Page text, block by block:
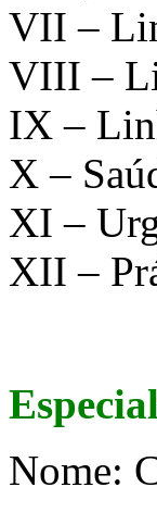
VII –
VIII –
IX –
X –
XI –
XII –
Nome: